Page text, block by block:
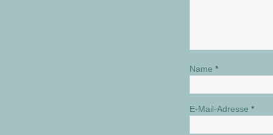
Name *
E-Mail-Adresse *